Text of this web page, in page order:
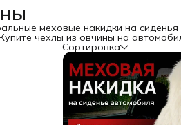
меховые накидки на
чехлы из овчины на
Сортировка